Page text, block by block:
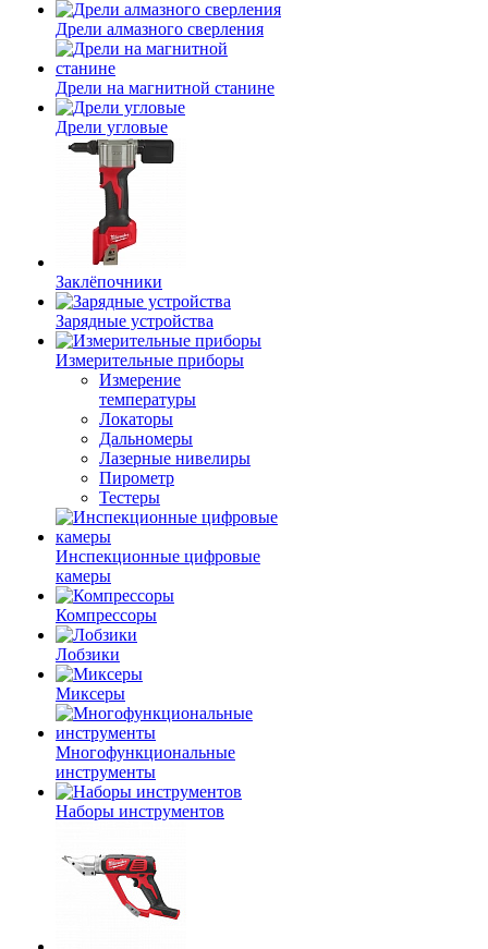
Дрели алмазного сверления
Дрели на магнитной станине
Дрели угловые
Заклёпочники
Зарядные устройства
Измерительные приборы
Измерение
температуры
Локаторы
Дальномеры
Лазерные нивелиры
Пирометр
Тестеры
Инспекционные цифровые
камеры
Компрессоры
Лобзики
Миксеры
Многофункциональные
инструменты
Наборы инструментов